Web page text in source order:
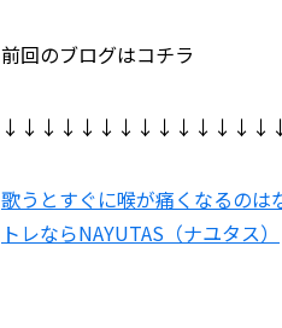
前回のブログはコチラ
歌うとすぐに喉が痛くなるの
トレならNAYUTAS（ナユタス）